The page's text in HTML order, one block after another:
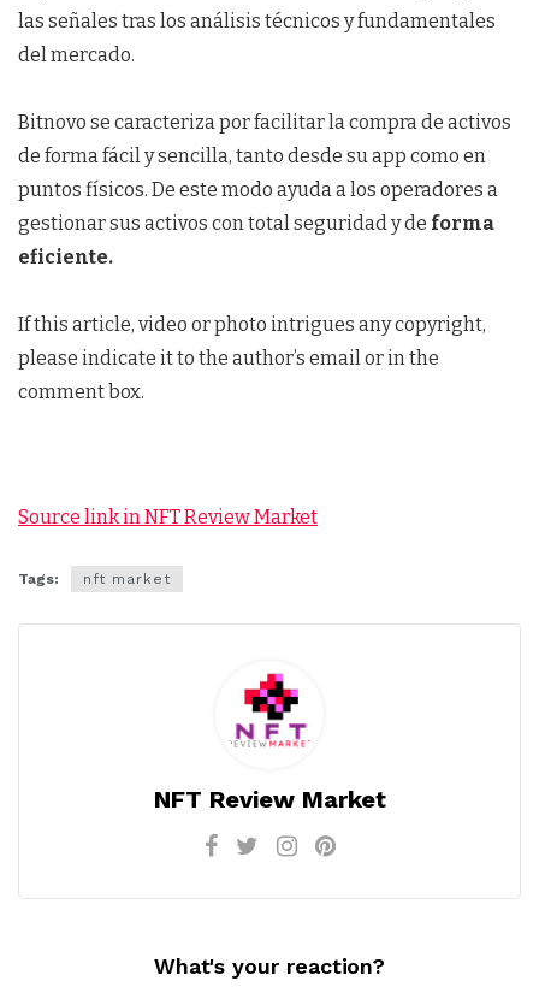
las señales tras los análisis técnicos y fundamentales
del mercado.
Bitnovo se caracteriza por facilitar la compra de activos
de forma fácil y sencilla, tanto desde su app como en
puntos físicos. De este modo ayuda a los operadores a
gestionar sus activos con total seguridad y de forma
eficiente.
If this article, video or photo intrigues any copyright,
please indicate it to the author’s email or in the
comment box.
Source link in NFT Review Market
Tags: nft market
NFT Review Market
What's your reaction?